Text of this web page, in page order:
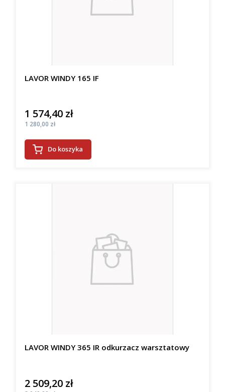
LAVOR WINDY 165 IF
Cena
1 574,40 zł
Cena
1 280,00 zł
Do koszyka
LAVOR WINDY 365 IR odkurzacz warsztatowy
Cena
2 509,20 zł